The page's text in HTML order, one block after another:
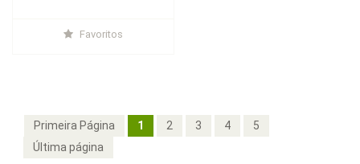
Favoritos
Primeira Página 1 2 3 4
5
Última página